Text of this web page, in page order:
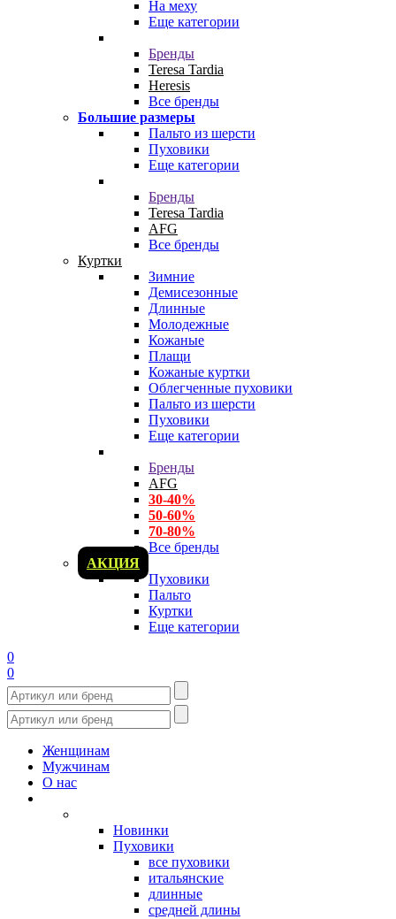
На меху
Еще категории
Бренды
Teresa Tardia
Heresis
Все бренды
Большие размеры
Пальто из шерсти
Пуховики
Еще категории
Бренды
Teresa Tardia
AFG
Все бренды
Куртки
Зимние
Демисезонные
Длинные
Молодежные
Кожаные
Плащи
Кожаные куртки
Облегченные пуховики
Пальто из шерсти
Пуховики
Еще категории
Бренды
AFG
30-40%
50-60%
70-80%
Все бренды
АКЦИЯ
Пуховики
Пальто
Куртки
Еще категории
0
0
Женщинам
Мужчинам
О нас
Новинки
Пуховики
все пуховики
итальянские
длинные
средней длины